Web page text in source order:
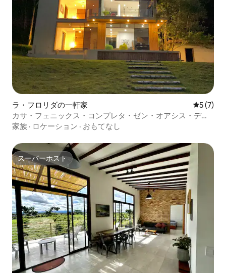
ラ・フロリダの一軒家 レビュー
5 (7)
カサ・フェニックス・コンプレタ・ゼン・オアシス・デ
ル・ボスケ
家族 · ロケーション · おもてなし
スーパーホスト
スーパーホスト